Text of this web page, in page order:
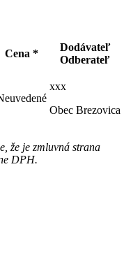
Cena *
Dodávateľ
Odberateľ
xxx
Obec Brezovica
že je zmluvná strana
DPH.